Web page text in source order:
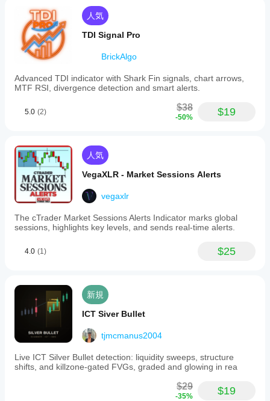
人気
TDI Signal Pro
BrickAlgo
Advanced TDI indicator with Shark Fin signals, chart arrows,
MTF RSI, divergence detection and smart alerts.
5.0 (2) $38
-50% $19
人気
VegaXLR - Market Sessions Alerts
vegaxlr
The cTrader Market Sessions Alerts Indicator marks global
sessions, highlights key levels, and sends real-time alerts.
4.0 (1) $25
新規
ICT Siver Bullet
tjmcmanus2004
Live ICT Silver Bullet detection: liquidity sweeps, structure
shifts, and killzone-gated FVGs, graded and glowing in rea
$29
-35% $19